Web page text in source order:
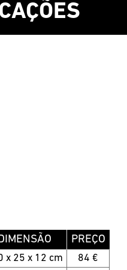
DIMENSÃO PREÇO
x 25 x 12 cm
84 €